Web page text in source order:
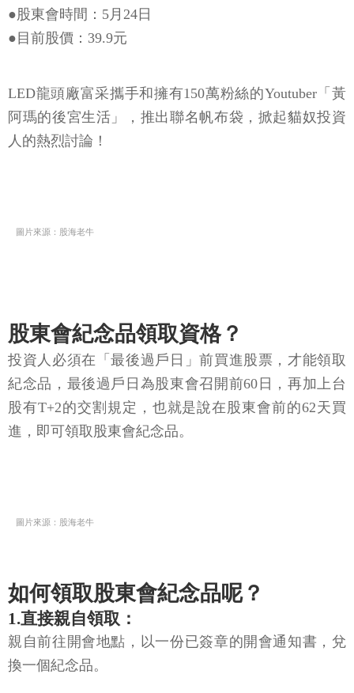
●股東會時間：5月24日
●目前股價：39.9元
LED龍頭廠富采攜手和擁有150萬粉絲的Youtuber「黃
阿瑪的後宮生活」，推出聯名帆布袋，掀起貓奴投資
人的熱烈討論！
圖片來源：股海老牛
股東會紀念品領取資格？
投資人必須在「最後過戶日」前買進股票，才能領取
紀念品，最後過戶日為股東會召開前60日，再加上台
股有T+2的交割規定，也就是說在股東會前的62天買
進，即可領取股東會紀念品。
圖片來源：股海老牛
如何領取股東會紀念品呢？
1.直接親自領取：
親自前往開會地點，以一份已簽章的開會通知書，兌
換一個紀念品。